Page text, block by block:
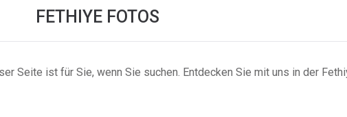
FETHIYE FOTOS
Seite ist für Sie, wenn Sie suchen. Entdecken Sie mit uns in der